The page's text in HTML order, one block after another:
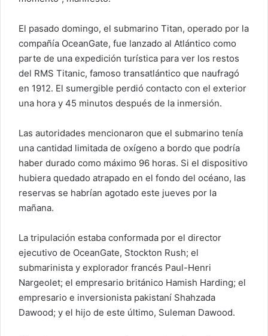
El pasado domingo, el submarino Titan, operado por la
compañía OceanGate, fue lanzado al Atlántico como
parte de una expedición turística para ver los restos
del RMS Titanic, famoso transatlántico que naufragó
en 1912. El sumergible perdió contacto con el exterior
una hora y 45 minutos después de la inmersión.
Las autoridades mencionaron que el submarino tenía
una cantidad limitada de oxígeno a bordo que podría
haber durado como máximo 96 horas. Si el dispositivo
hubiera quedado atrapado en el fondo del océano, las
reservas se habrían agotado este jueves por la
mañana.
La tripulación estaba conformada por el director
ejecutivo de OceanGate, Stockton Rush; el
submarinista y explorador francés Paul-Henri
Nargeolet; el empresario británico Hamish Harding; el
empresario e inversionista pakistaní Shahzada
Dawood; y el hijo de este último, Suleman Dawood.